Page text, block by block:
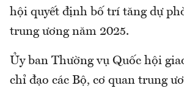
hội quyết định bố trí tăng dự
trung ương năm 2025.
Ủy ban Thường vụ Quốc hội
chỉ đạo các Bộ, cơ quan trung